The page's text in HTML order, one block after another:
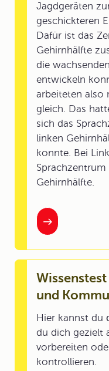
Jagdgeräten
geschickteren
Dafür ist das
Gehirnhälfte
die
entwickeln
arbeiteten also
gleich. Das
sich das
linken
konnte. Bei
Gehirnhälfte.
und
Hier kannst du
du dich gezielt
vorbereiten
kontrollieren.